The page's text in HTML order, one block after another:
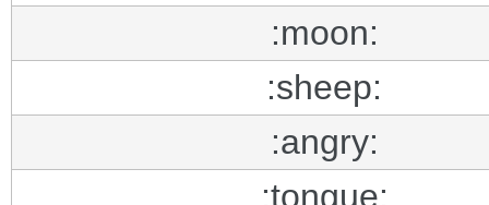
:moon:
:sheep:
:angry:
:tongue: